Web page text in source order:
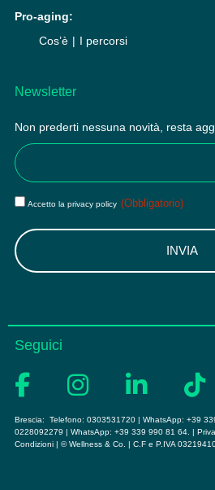
Pro-aging:
Cos’è
I percorsi
Newsletter
Non prederti nessuna novità, resta
Email
Privacy
Accetto la privacy policy (Obbligatorio)
Seguici
Brescia: Telefono: 0303531720| WhatsApp: +39
0228092279
| WhatsApp: +39 339 990 81 64. |
Condizioni| © Wellness & Co. | C.F e P.IVA